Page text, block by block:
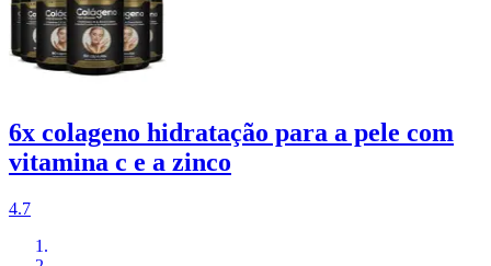
6x colageno hidratação para a pele com
vitamina c e a zinco
4.7